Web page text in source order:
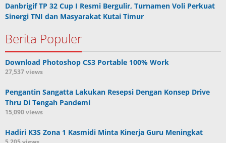
Danbrigif TP 32 Cup I Resmi Bergulir, Turnamen Voli Perkuat
Sinergi TNI dan Masyarakat Kutai Timur
Berita Populer
Download Photoshop CS3 Portable 100% Work
27,537 views
Pengantin Sangatta Lakukan Resepsi Dengan Konsep Drive
Thru Di Tengah Pandemi
15,090 views
Hadiri K3S Zona 1 Kasmidi Minta Kinerja Guru Meningkat